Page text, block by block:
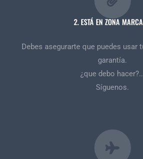
2. ESTÁ EN ZONA
Debes asegurarte que puedes usar
garantía.
¿que debo
Síguenos.